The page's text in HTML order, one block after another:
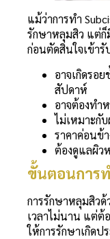
แม้ว่าการทำ
รักษาหลุมสิว แต่ก็
ก่อนตัดสินใจเข้ารั
อาจเกิดรอ
สัปดาห์
อาจต้องทำ
ไม่เหมาะกั
ราคาค่อนข้
ต้องดูแลผิว
ขั้นตอนการ
การรักษาหลุมสิวด้
เวลาไม่นาน แต่
ให้การรักษาเกิด